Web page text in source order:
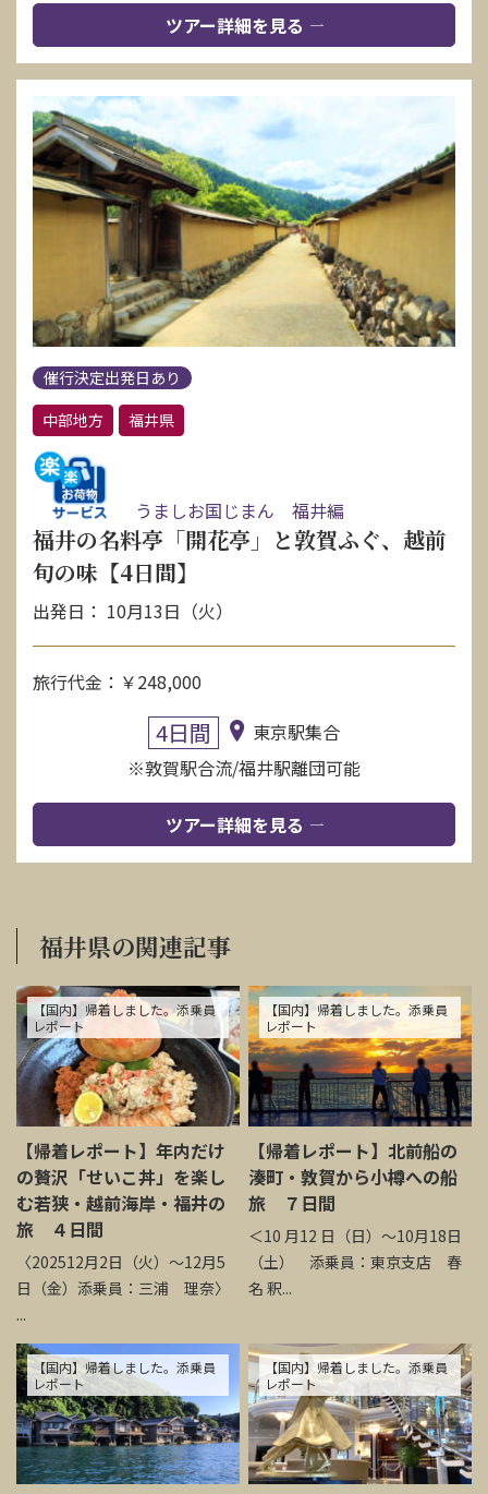
ツアー詳細を見る
催行決定出発日あり
中部地方
福井県
うましお国じまん 福井編
福井の名料亭「開花亭」と敦賀ふぐ、越前
旬の味【4日間】
出発日： 10月13日（火）
旅行代金：￥248,000
4日間
東京駅集合
※敦賀駅合流/福井駅離団可能
ツアー詳細を見る
福井県の関連記事
【国内】帰着しました。添乗員
レポート
【帰着レポート】年内だけ
の贅沢「せいこ丼」を楽し
む若狭・越前海岸・福井の
旅 ４日間
〈202512月2日（火）～12月5
日（金）添乗員：三浦 理奈〉
...
【国内】帰着しました。添乗員
レポート
【帰着レポート】北前船の
湊町・敦賀から小樽への船
旅 ７日間
＜10 月12 日（日）～10月18日
（土） 添乗員：東京支店 春
名 釈...
【国内】帰着しました。添乗員
レポート
【国内】帰着しました。添乗員
レポート